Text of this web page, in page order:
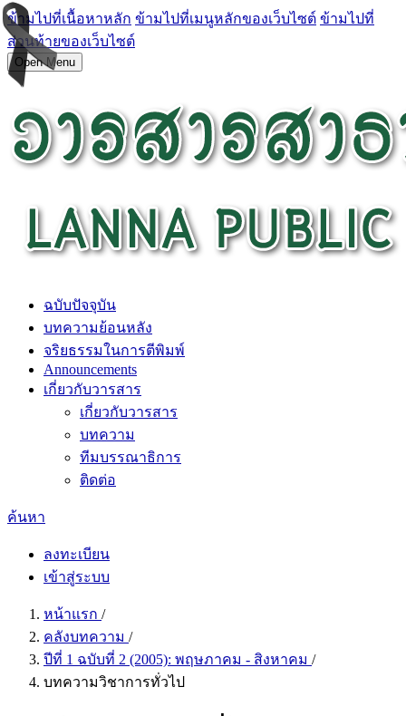
ข้ามไปที่เนื้อหาหลัก ข้ามไปที่เมนูหลักของเว็บไซต์ ข้ามไปที่
ส่วนท้ายของเว็บไซต์
Open Menu
ฉบับปัจจุบัน
บทความย้อนหลัง
จริยธรรมในการตีพิมพ์
Announcements
เกี่ยวกับวารสาร
เกี่ยวกับวารสาร
บทความ
ทีมบรรณาธิการ
ติดต่อ
ค้นหา
ลงทะเบียน
เข้าสู่ระบบ
หน้าแรก /
คลังบทความ /
ปีที่ 1 ฉบับที่ 2 (2005): พฤษภาคม - สิงหาคม /
บทความวิชาการทั่วไป